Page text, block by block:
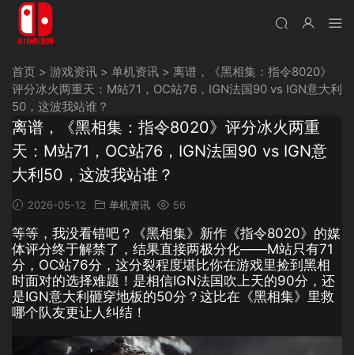
首页 > 游戏资讯 > 单机资讯 > 离谱，《黑相集：指令8020》
评分冰火两重天：M站71，OC站76，IGN法国90 vs IGN意大利
50，这波我站谁？
离谱，《黑相集：指令8020》评分冰火两重
天：M站71，OC站76，IGN法国90 vs IGN意
大利50，这波我站谁？
2026-05-12 单机资讯 56
等等，我没看错吧？《黑相集》新作《指令8020》的媒
体评分终于解禁了，结果直接两极分化——M站只有71
分，OC站76分，这分裂程度堪比你在游戏里捡到黑相
时面对的选择难题！是相信IGN法国吹上天的90分，还
是IGN意大利砸穿地板的50分？这比在《黑相集》里救
哪个队友更让人纠结！